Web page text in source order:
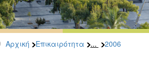
Αρχική Επικαιρότητα ... 2006